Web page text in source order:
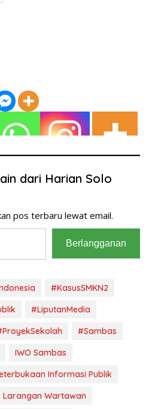
dari Harian Solo
pos terbaru lewat email.
Berlangganan
#KasusSMKN2
#LiputanMedia
#Sambas
IWO Sambas
Informasi Publik
Larangan Wartawan